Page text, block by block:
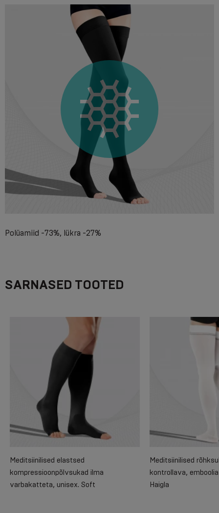
Polüamiid -73%, lükra -27%
SARNASED TOOTED
Meditsiinilised elastsed
kompressioonpõlvsukad ilma
varbakatteta, unisex. Soft
Meditsiinilised
kontrollava,
Haigla